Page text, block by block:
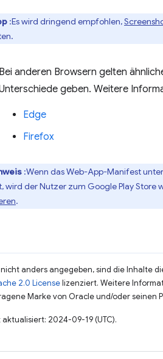
:Es wird dringend empfohlen,
Bei anderen Browsern gelten
geben. Weitere
Edge
Firefox
:Wenn das Web-App-Manifest
wird der Nutzer zum Google Play Store
.
anders angegeben, sind die Inhalte
2.0 Licenselizenziert. Weitere
Marke von Oracle und/oder seinen
2024-09-19 (UTC).